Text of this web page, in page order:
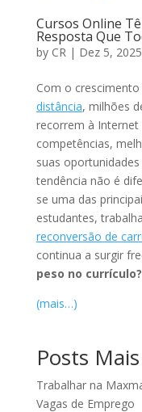
Cursos Online
Resposta Que
by CR | Dez 5, 2025
Com o
distância, milhões
recorrem à Internet
competências,
suas
tendência não é
se uma das
estudantes,
reconversão de
continua a surgir
peso no currículo?
(mais…)
Posts
Trabalhar na
Vagas de Emprego